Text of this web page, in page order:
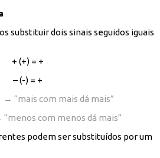
substituir dois sinais seguidos iguais
+ (+) = +
– (-) = +
→ “mais com mais dá mais”
com menos dá mais”
podem ser substituídos por um